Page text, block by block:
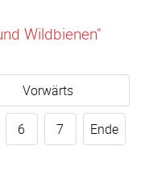
Wildbienen"
Vorwärts
6 7 Ende